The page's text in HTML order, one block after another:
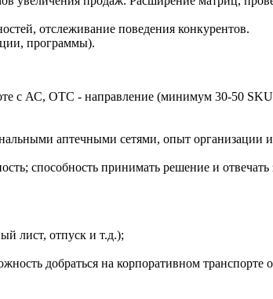
отслеживание поведения конкурентов.
программы).
с АС, ОТС - направление (минимум 30-50
аптечными сетями, опыт организации
способность принимать решение и отвечать
лист, отпуск и т.д.);
добраться на корпоративном транспорте